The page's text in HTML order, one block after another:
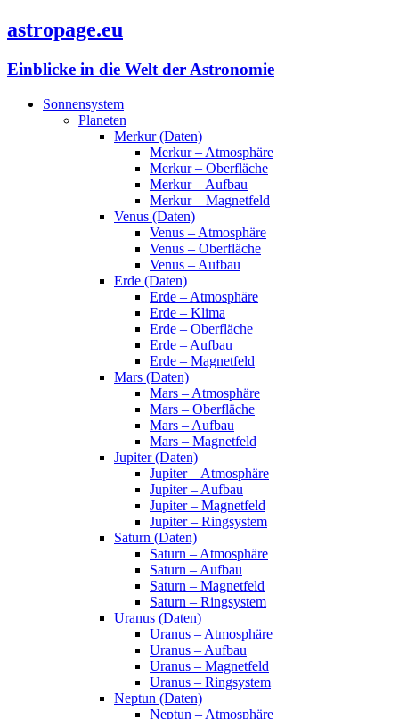
astropage.eu
Einblicke in die Welt der Astronomie
Sonnensystem
Planeten
Merkur (Daten)
Merkur – Atmosphäre
Merkur – Oberfläche
Merkur – Aufbau
Merkur – Magnetfeld
Venus (Daten)
Venus – Atmosphäre
Venus – Oberfläche
Venus – Aufbau
Erde (Daten)
Erde – Atmosphäre
Erde – Klima
Erde – Oberfläche
Erde – Aufbau
Erde – Magnetfeld
Mars (Daten)
Mars – Atmosphäre
Mars – Oberfläche
Mars – Aufbau
Mars – Magnetfeld
Jupiter (Daten)
Jupiter – Atmosphäre
Jupiter – Aufbau
Jupiter – Magnetfeld
Jupiter – Ringsystem
Saturn (Daten)
Saturn – Atmosphäre
Saturn – Aufbau
Saturn – Magnetfeld
Saturn – Ringsystem
Uranus (Daten)
Uranus – Atmosphäre
Uranus – Aufbau
Uranus – Magnetfeld
Uranus – Ringsystem
Neptun (Daten)
Neptun – Atmosphäre